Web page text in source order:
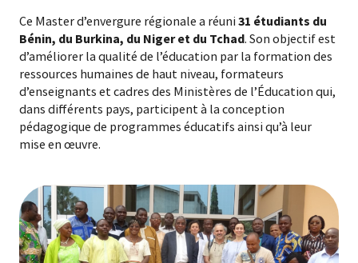
Ce Master d’envergure régionale a réuni 31 étudiants du
Bénin, du Burkina, du Niger et du Tchad. Son objectif est
d’améliorer la qualité de l’éducation par la formation des
ressources humaines de haut niveau, formateurs
d’enseignants et cadres des Ministères de l’Éducation qui,
dans différents pays, participent à la conception
pédagogique de programmes éducatifs ainsi qu’à leur
mise en œuvre.